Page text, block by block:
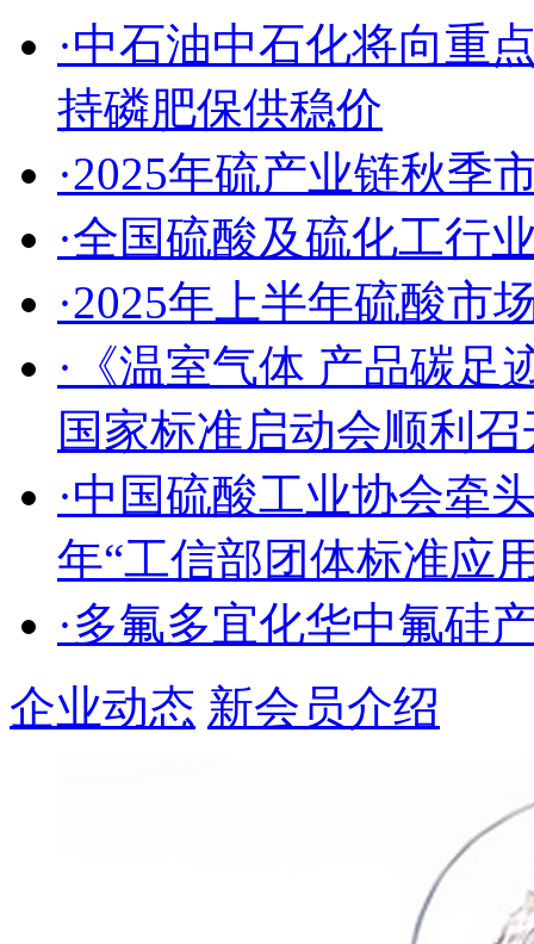
·中石油中石化将向重
持磷肥保供稳价
·2025年硫产业链秋季
·全国硫酸及硫化工行
·2025年上半年硫酸市
·《温室气体 产品碳足
国家标准启动会顺利召
·中国硫酸工业协会牵
年“工信部团体标准应
·多氟多宜化华中氟硅
企业动态 新会员介绍